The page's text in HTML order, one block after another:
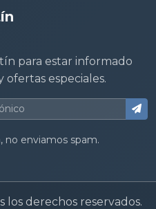
para estar informado
ofertas especiales.
no enviamos spam.
los derechos reservados.